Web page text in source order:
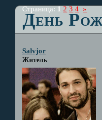
День
Страница:1 2 3 4 »
Salvjor
Житель